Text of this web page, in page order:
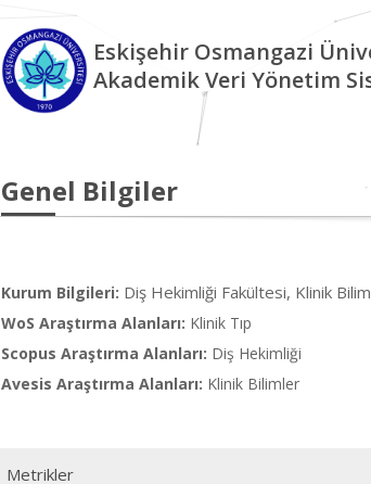
Eskişehir Osmangazi
Akademik Veri Yönetim
Genel Bilgiler
Kurum Bilgileri: Diş Hekimliği Fakültesi, Klinik
WoS Araştırma Alanları: Klinik Tıp
Scopus Araştırma Alanları: Diş Hekimliği
Avesis Araştırma Alanları: Klinik Bilimler
Metrikler